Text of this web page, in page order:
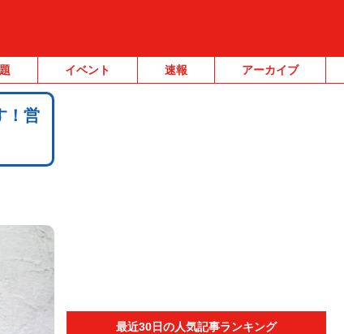
イベント 速報 アーカイブ
！営
最近30日の人気記事ランキング